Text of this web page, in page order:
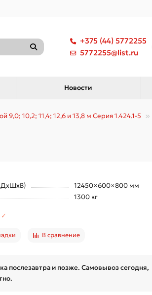
+375 (44) 5772255
5772255@list.ru
Новости
9,0; 10,2; 11,4; 12,6 и 13,8 м Серия 1.424.1-5
12450×600×800 мм
1300 кг
✓
В сравнение
послезавтра и позже. Самовывоз сегодня,